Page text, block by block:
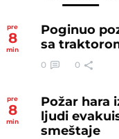
pre
8
min
Poginuo
sa
0 0
pre
8
min
Požar hara
ljudi
smeštaje